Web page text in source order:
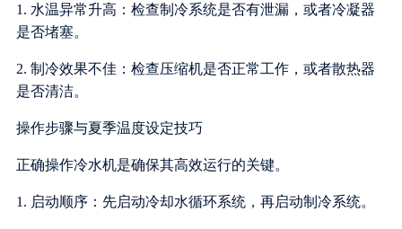
1. 水温异常升高：检查制冷系统是否有泄漏，或者冷凝器
是否堵塞。
2. 制冷效果不佳：检查压缩机是否正常工作，或者散热器
是否清洁。
操作步骤与夏季温度设定技巧
正确操作冷水机是确保其高效运行的关键。
1. 启动顺序：先启动冷却水循环系统，再启动制冷系统。